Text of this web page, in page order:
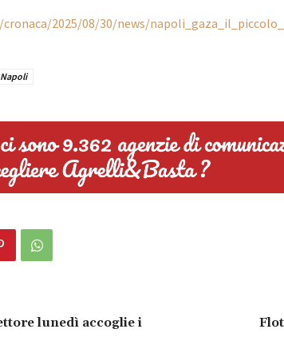
2025/08/30/news/
Napoli
lunedì accoglie i